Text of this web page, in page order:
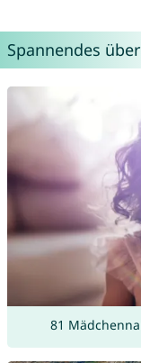
Spannendes
81